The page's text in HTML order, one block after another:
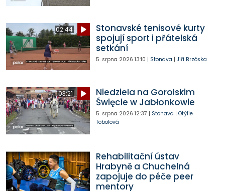
02:44
Stonavské tenisové kurty
spojují sport i přátelská
setkání
5. srpna 2026 13:10 | Stonava | Jiří Brzóska
03:21
Niedziela na Gorolskim
Święcie w Jabłonkowie
5. srpna 2026 12:37 | Stonava | Otýlie
Tobolová
Rehabilitační ústav
Hrabyně a Chuchelná
zapojuje do péče peer
mentory